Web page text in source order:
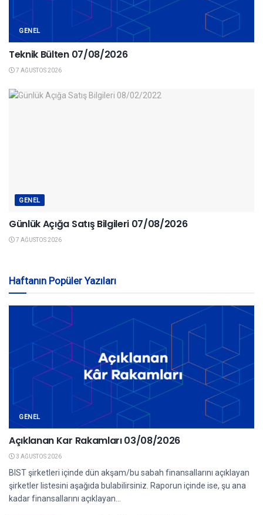
GENEL
Teknik Bülten 07/08/2026
7 AĞUSTOS 2026
GENEL
Günlük Açığa Satış Bilgileri 07/08/2026
7 AĞUSTOS 2026
Haftanın Popüler Yazıları
GENEL
Açıklanan Kar Rakamları 03/08/2026
3 AĞUSTOS 2026
BIST şirketleri içinde dün akşam/bu sabah finansallarını açıklayan
şirketler listesini aşağıda bulabilirsiniz. Raporun içinde ise, şu ana
kadar finansallarını açıklayan...